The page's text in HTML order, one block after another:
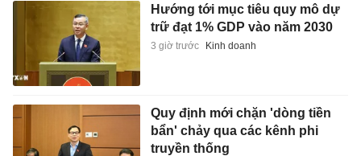
Hướng tới mục tiêu quy mô dự
trữ đạt 1% GDP vào năm 2030
3 giờ trước Kinh doanh
Quy định mới chặn 'dòng tiền
bẩn' chảy qua các kênh phi
truyền thống